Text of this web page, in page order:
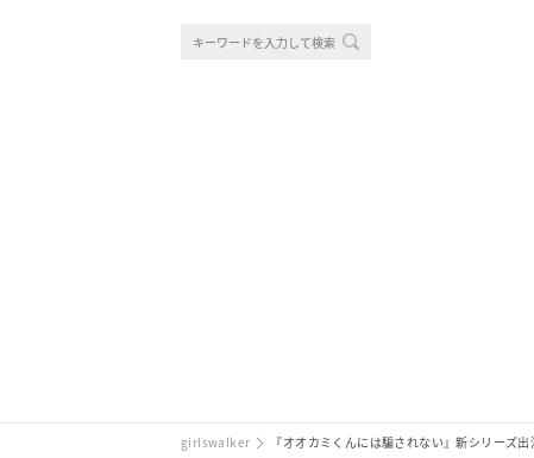
girlswalker 『オオカミくんには騙されない』新シリーズ